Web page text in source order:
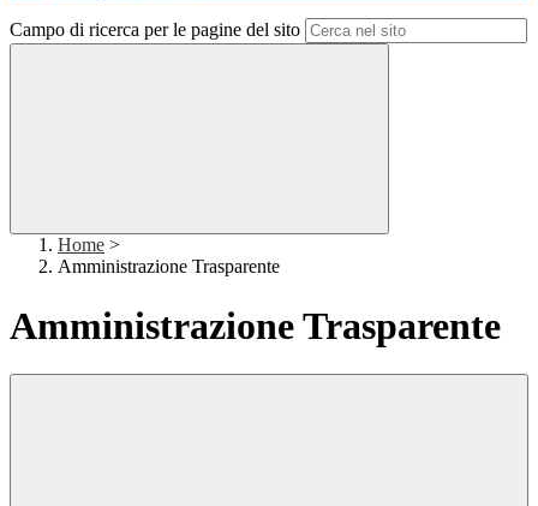
Campo di ricerca per le pagine del sito
Home >
Amministrazione Trasparente
Amministrazione Trasparente